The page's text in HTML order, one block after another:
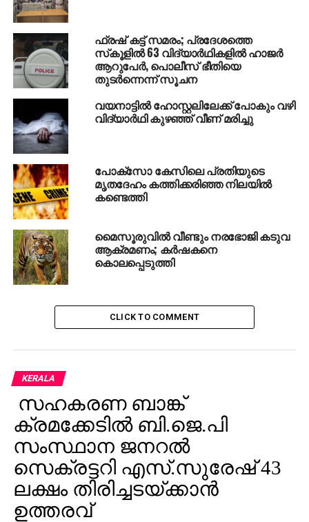
4. പഞ്ചാരക്കൊല്ലിയില്‍ ഒരുക്കിയ ബേസ് ക്യാമ്പില്‍
സുല്‍ത്താന്‍ ബത്തേരി ആര്‍ആര്‍ടി അംഗങ്ങളെ കൂടി
നിയോഗിച്ചിട്ടുണ്ട്.
5. തെര്‍മല്‍ ഡ്രോണുകളും സാധാരണ ഡ്രോണുകളും
തെരച്ചില്‍ പ്രവര്‍ത്തനങ്ങളില്‍ ഉപയോഗിക്കാനായി
കൊണ്ടുവരുന്നു.
6. നോര്‍ത്ത് വയനാട് ഡിവിഷനില്‍ നിന്നുള്ള ക്യാമറ
ട്രാപ്പുകള്‍ ഇതിനകം സ്ഥാപിച്ചിട്ടുണ്ട്. മുകളില്‍
പറഞ്ഞവ കൂടാതെ, സൗത്ത് വയനാട് ഡിവിഷനില്‍
നിന്നുള്ള ക്യാമറ ട്രാപ്പുകളും പ്രദേശത്ത്
വിന്യസിക്കുന്നതിനായി കൊണ്ടുവരുന്നു.
7. നോര്‍ത്ത് വയനാട് ഡിഎഫ്ഒ മാര്‍ട്ടിന്‍ ലോവല്‍
ഐഎഫ്എസിനെ ഓപ്പറേഷന്‍ കമാന്‍ഡറായി
ഇന്‍സിഡന്റ് കമാന്‍ഡ് രൂപീകരിച്ചു. നോര്‍ത്തേണ്‍
സ്ഥലത്ത് ക്യാമ്പ് ചെയ്യുകയും മുഴുവന്‍
പ്രവര്‍ത്തനങ്ങളുടെയും മേല്‍നോട്ടം വഹിക്കുകയും
8. പഞ്ചാരക്കൊല്ലി പ്രദേശത്ത് കടുവയെ
പിടികൂടുന്നതിനുള്ള കൂടുകള്‍ സ്ഥാപിച്ചു.
9. ഓപ്പറേഷന്‍ സുഗമമായി നടത്താന്‍ പ്രദേശത്ത്
നിരോധനാജ്ഞ പ്രഖ്യാപിക്കാന്‍ വയനാട് ജില്ലാ
കലക്ടറോട് അഭ്യര്‍ഥിച്ചിട്ടുണ്ട്.
10. മുത്തങ്ങ ആന ക്യാമ്പില്‍ നിന്നുള്ള കുങ്കിയാനകളെ
തിരച്ചില്‍ പ്രവര്‍ത്തനങ്ങളില്‍ വിന്യസിക്കും.
ഫ്രഷ് കട്ട് സമരം; പ്രദേശത്തെ
സ്‌കൂളില്‍ 63 വിദ്യാര്‍ഥികളില്‍ ഹാജര്‍
ആറുപേര്‍, പൊലീസ് ഭീതിയെ
തുടര്‍ന്നെന്ന് സൂചന
വയനാട്ടില്‍ ഹോസ്റ്റലിലേക്ക് പോകും വഴി
വിദ്യാര്‍ഥി കുഴഞ്ഞ് വീണ് മരിച്ചു
പോക്‌സോ കേസിലെ പ്രതിയുടെ
മൃതദേഹം കത്തിക്കരിഞ്ഞ നിലയില്‍
കണ്ടെത്തി
മൈസൂരുവില്‍ വീണ്ടും നരഭോജി കടുവ
ആക്രമണം; കര്‍ഷകനെ
കൊലപ്പെടുത്തി
CLICK TO COMMENT
KERALA
സഹകരണ ബാങ്ക്
ക്രമക്കേടില്‍ ബി.ജെ.പി
സംസ്ഥാന ജനറല്‍
സെക്രട്ടറി എസ്.സുരേഷ് 43
ലക്ഷം തിരിച്ചടയ്ക്കാന്‍
ഉത്തരവ്